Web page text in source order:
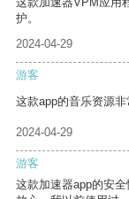
护。
2024-04-29
游客
这款app的音乐资源非
2024-04-29
游客
这款加速器app的安